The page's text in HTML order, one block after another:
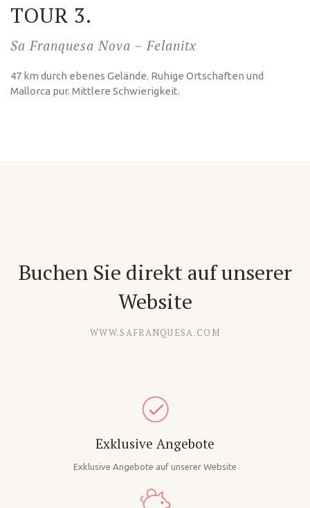
TOUR 3.
Sa Franquesa Nova – Felanitx
47 km durch ebenes Gelände. Ruhige Ortschaften und
Mallorca pur. Mittlere Schwierigkeit.
Buchen Sie direkt auf unserer
Website
WWW.SAFRANQUESA.COM
Exklusive Angebote
Exklusive Angebote auf unserer Website